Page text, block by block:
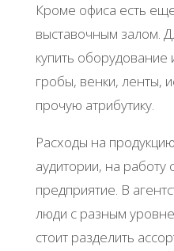
Кроме офиса есть
выставочным залом.
купить оборудование
гробы, венки, ленты,
прочую атрибутику.
Расходы на
аудитории, на работу
предприятие. В
люди с разным
стоит разделить